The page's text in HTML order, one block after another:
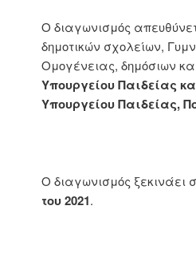
Ο διαγωνισμός
δημοτικών σχολείων,
Ομογένειας, δημόσιων
Υπουργείου Παιδείας
Υπουργείου Παιδείας,
Ο διαγωνισμός ξεκινάει
του 2021.